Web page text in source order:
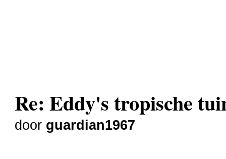
Re: Eddy's tropische
door guardian1967